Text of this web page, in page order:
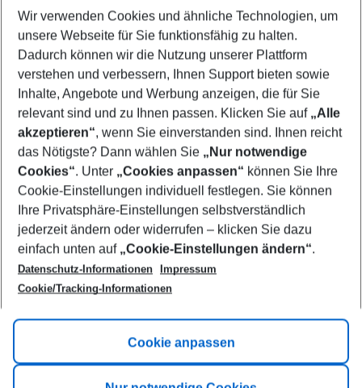
Select your date range
10/08/26–08/08/27 5-8 nights
Who will travel
2 adults No children
Show more filter
Footer
Footer navigation
Title A
Link A
Wir verwenden Cookies und ähnliche Technologien, um
unsere Webseite für Sie funktionsfähig zu halten.
Dadurch können wir die Nutzung unserer Plattform
verstehen und verbessern, Ihnen Support bieten sowie
Inhalte, Angebote und Werbung anzeigen, die für Sie
relevant sind und zu Ihnen passen. Klicken Sie auf „Alle
akzeptieren“, wenn Sie einverstanden sind. Ihnen reicht
das Nötigste? Dann wählen Sie „Nur notwendige
Cookies“. Unter „Cookies anpassen“ können Sie Ihre
Cookie-Einstellungen individuell festlegen. Sie können
Ihre Privatsphäre-Einstellungen selbstverständlich
jederzeit ändern oder widerrufen – klicken Sie dazu
einfach unten auf „Cookie-Einstellungen ändern“.
Datenschutz-Informationen
Impressum
Cookie/Tracking-Informationen
Cookie anpassen